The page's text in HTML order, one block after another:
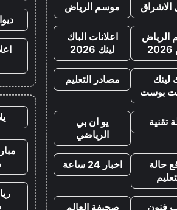
الاشراق موسم الرياض
الرياض
اعلانات الباك
لينك 2026
لينك
بوست
مصادر التعليم
تقنية
يو ان بي
الرياضي
حالة
اخبار 24 ساعة
فنون صحيفة العالم